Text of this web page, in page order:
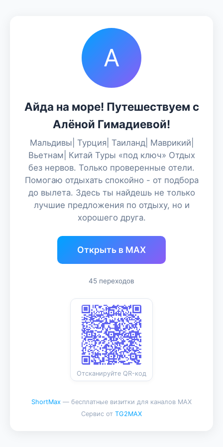
А
Айда на море! Путешествуем с
Алёной Гимадиевой!
Мальдивы| Турция| Таиланд| Маврикий|
Вьетнам| Китай Туры «под ключ» Отдых
без нервов. Только проверенные отели.
Помогаю отдыхать спокойно - от подбора
до вылета. Здесь ты найдешь не только
лучшие предложения по отдыху, но и
хорошего друга.
Открыть в MAX
45 переходов
Отсканируйте QR-код
ShortMax — бесплатные визитки для каналов MAX
Сервис от TG2MAX